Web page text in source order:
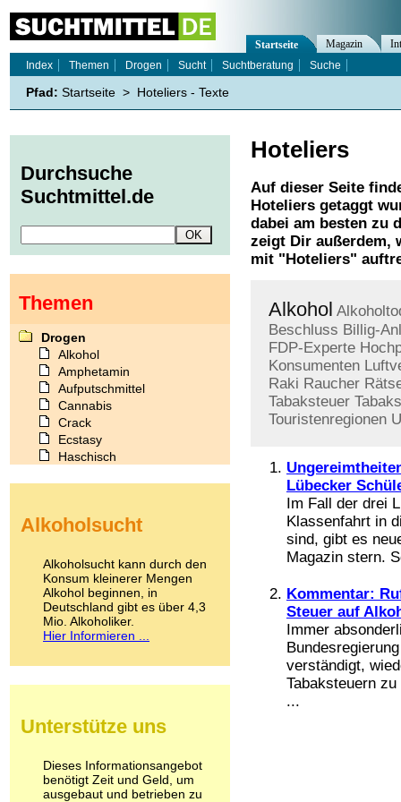
Hoteliers
Auf dieser Seite
Hoteliers getaggt
dabei am besten zu
zeigt Dir außerdem,
mit " Hoteliers"
Alkohol
Beschluss Billig-
FDP-Experte
Konsumenten
Raki Raucher
Tabaksteuer
Touristenregionen
Lübecker
Im Fall der drei
Klassenfahrt in
sind, gibt es
Magazin stern.
Kommentar:
Steuer auf
Immer
verständigt,
Tabaksteuern
...
Startseite Magazin
Index
Themen Drogen Sucht Suchtberatung Suche
Pfad: Startseite > Hoteliers - Texte
Durchsuche
Suchtmittel.de
Themen
Drogen
Alkohol
Amphetamin
Aufputschmittel
Cannabis
Crack
Ecstasy
Haschisch
Kokain
LSD
Marihuana
Medikamente
Meskalin
Metamphetamin
Methadon
Pilze
Psychopharmaka
Schlafmittel
Schmerzmittel
Alkoholsucht
Alkoholsucht kann durch den
Konsum kleinerer Mengen
Alkohol beginnen, in
Deutschland gibt es über 4,3
Mio. Alkoholiker.
Hier Informieren ...
Unterstütze uns
Dieses Informationsangebot
benötigt Zeit und Geld, um
ausgebaut und betrieben zu